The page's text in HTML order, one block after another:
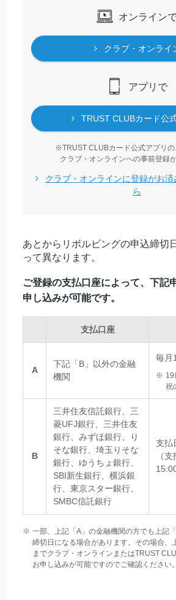
オンライン
クラブ・オンライ
アプリで
TRUST CLUBカード公
TRUST CLUBカード公式アプリの
クラブ・オンラインへの事前登録
クラブ・オンラインに登録がお
ら
あとからリボルビングの申込締切
って異なります。
ご登録の支払口座によって、下記
申し込みが可能です。
支払口座
A
下記「B」以外の金融
機関
毎月
19
祝
B
三井住友信託銀行、三
菱UFJ銀行、三井住友
銀行、みずほ銀行、り
そな銀行、埼玉りそな
銀行、ゆうちょ銀行、
SBI新生銀行、横浜銀
行、東京スター銀行、
SMBC信託銀行
支払
（
一部、上記「A」の金融機関の方でも上記
締切日になる場合があります。その場合、
までクラブ・オンラインまたはTRUST
お申し込みが可能ですのでご確認ください。